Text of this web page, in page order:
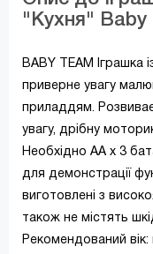
"Кухня" Baby
BABY TEAM Іграшка
приверне увагу
приладдям.
увагу, дрібну
Необхідно АА х 3
для демонстрації
виготовлені з
також не містять
Рекомендований вік: